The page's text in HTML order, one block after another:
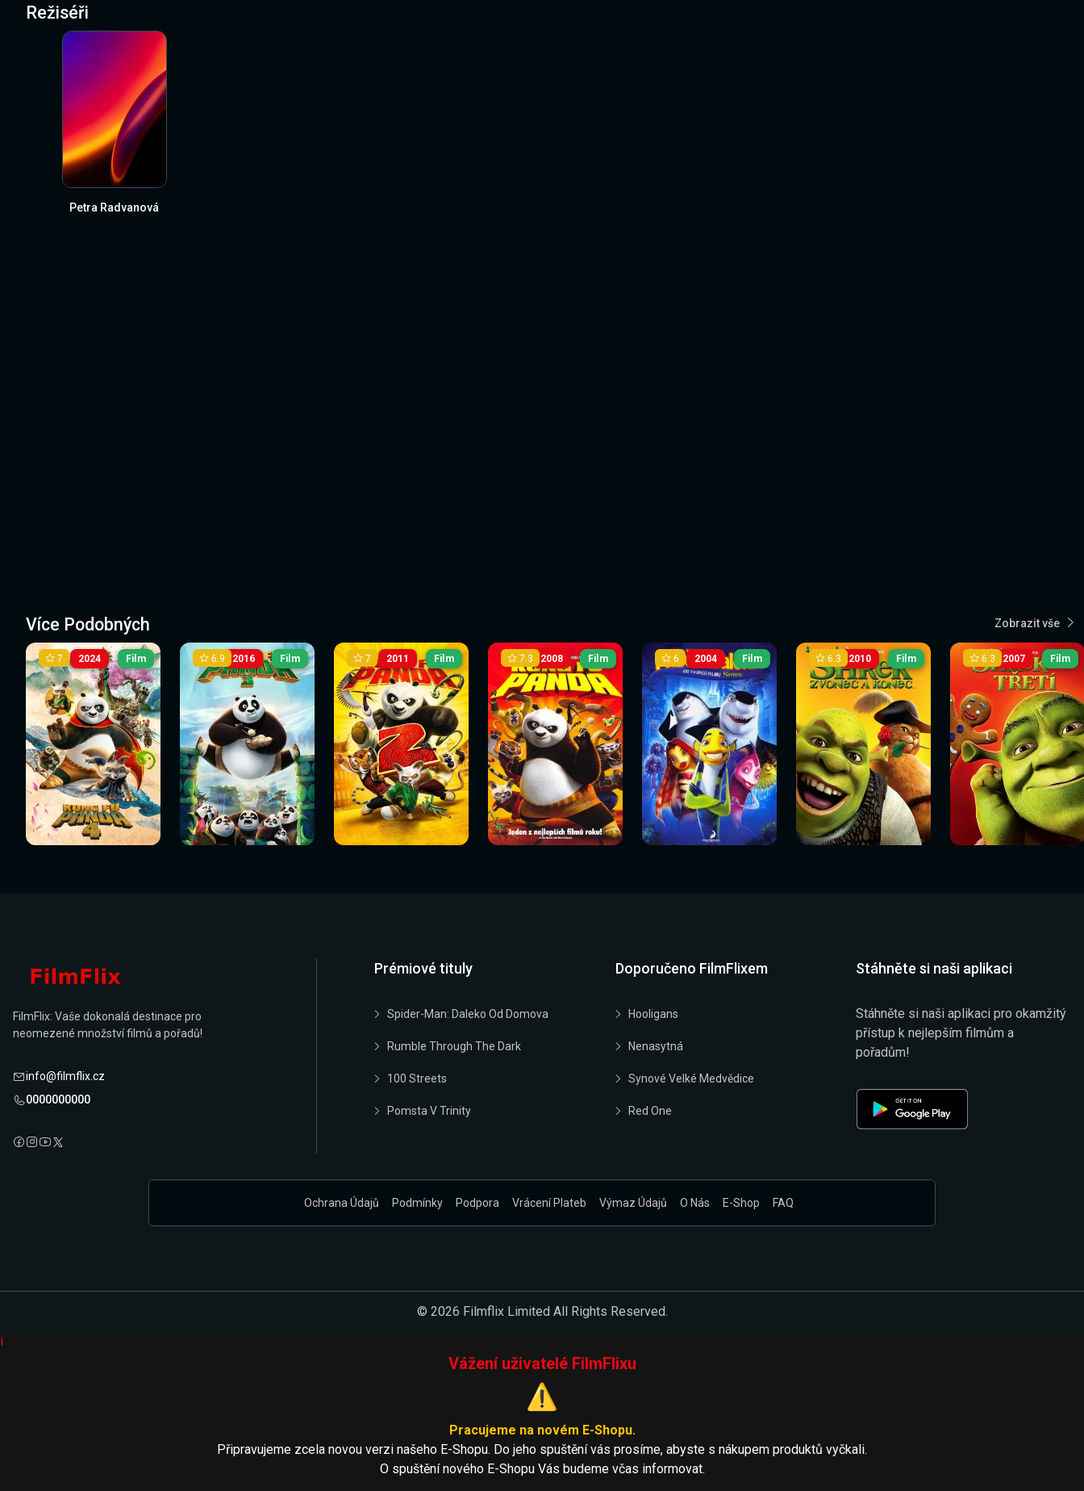
Režiséři
Petra Radvanová
Více Podobných Zobrazit vše
2024
Sledovat
nyní
7 Film
Sledovat nyní
2016
Sledovat
nyní
6.9 Film
Sledovat nyní
2011
Sledovat
nyní
7 Film
Sledovat nyní
2008
Sledovat
nyní
7.3 Film
Sledovat nyní
2004
Sledovat
nyní
6 Film
Sledovat nyní
2010
Sledovat
nyní
6.3 Film
Sledovat nyní
2007
Sledovat
nyní
6.3 Film
Sledovat nyní
FilmFlix: Vaše dokonalá destinace pro
neomezené množství filmů a pořadů!
info@filmflix.cz
0000000000
Prémiové tituly
Spider-Man: Daleko Od Domova
Rumble Through The Dark
100 Streets
Pomsta V Trinity
Doporučeno FilmFlixem
Hooligans
Nenasytná
Synové Velké Medvědice
Red One
Stáhněte si naši aplikaci
Stáhněte si naši aplikaci pro okamžitý
přístup k nejlepším filmům a
pořadům!
Ochrana Údajů Podmínky Podpora Vrácení Plateb Výmaz Údajů O Nás E-Shop FAQ
© 2026 Filmflix Limited All Rights Reserved.
i
Vážení uživatelé FilmFlixu
⚠️
Pracujeme na novém E-Shopu.
Připravujeme zcela novou verzi našeho E-Shopu. Do jeho spuštění vás prosíme, abyste s nákupem produktů vyčkali.
O spuštění nového E-Shopu Vás budeme včas informovat.